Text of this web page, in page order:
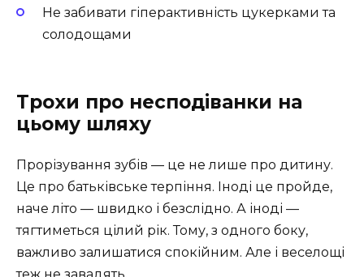
Не забивати гіперактивність цукерками та
солодощами
Трохи про несподіванки на
цьому шляху
Прорізування зубів — це не лише про дитину.
Це про батьківське терпіння. Іноді це пройде,
наче літо — швидко і безслідно. А іноді —
тягтиметься цілий рік. Тому, з одного боку,
важливо залишатися спокійним. Але і веселощі